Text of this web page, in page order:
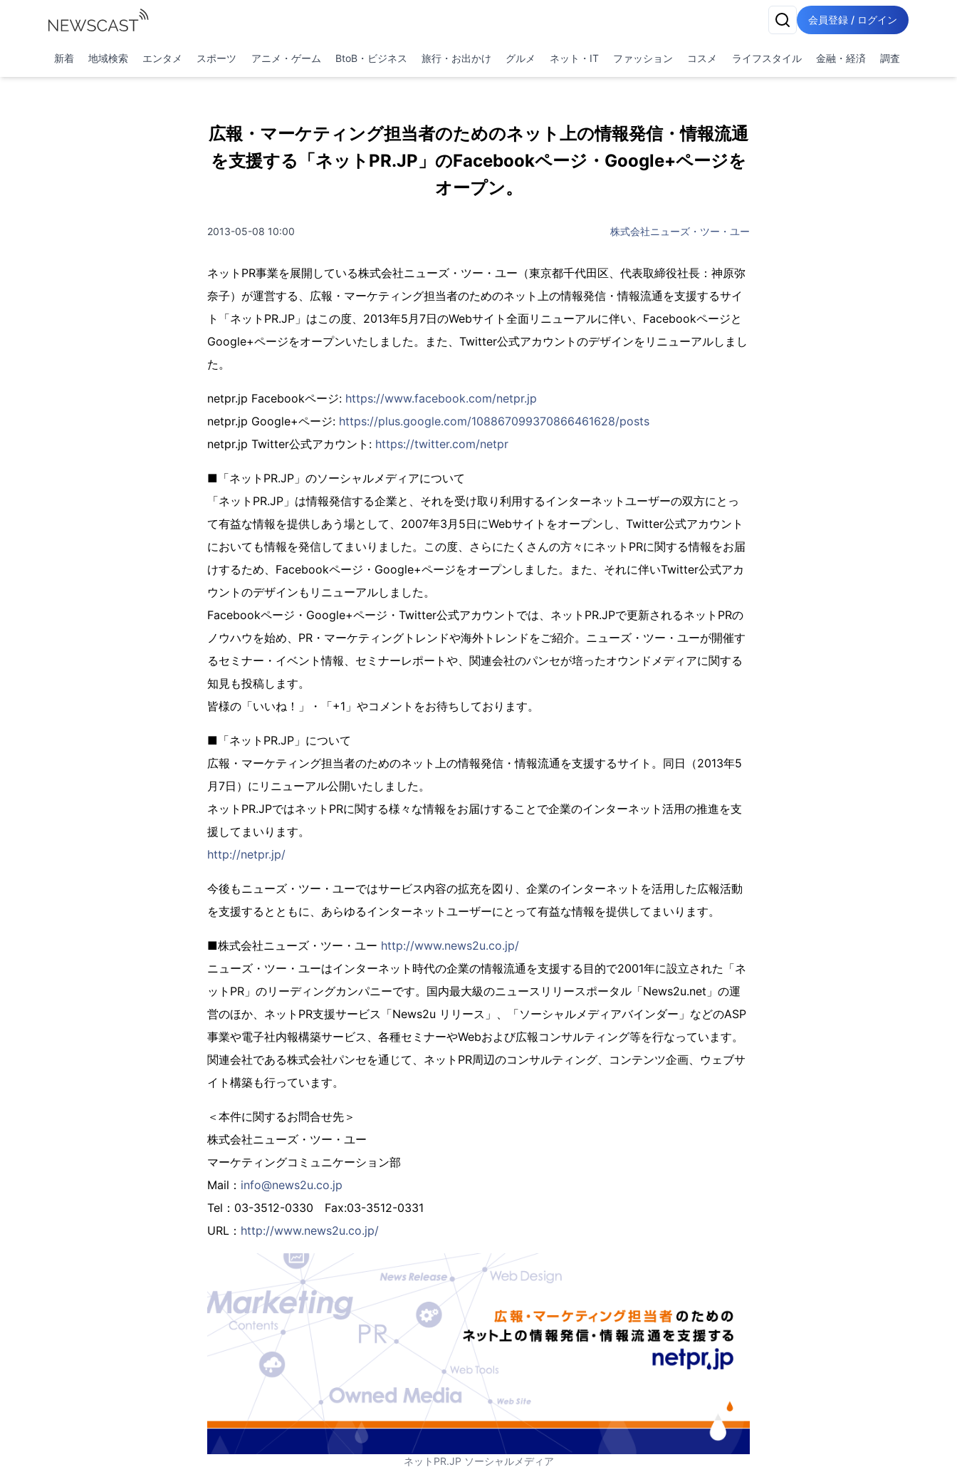
会員登録 / ログイン
新着 地域検索 エンタメ スポーツ アニメ・ゲーム BtoB・ビジネス 旅行・お出かけ グルメ ネット・IT ファッション コスメ ライフスタイル 金融・経済 調査
広報・マーケティング担当者のためのネット上の情報発信・情報流通
を支援する「ネットPR.JP」のFacebookページ・Google+ページを
オープン。
2013-05-08 10:00 株式会社ニューズ・ツー・ユー
ネットPR事業を展開している株式会社ニューズ・ツー・ユー（東京都千代田区、代表取締役社長：神原弥
奈子）が運営する、広報・マーケティング担当者のためのネット上の情報発信・情報流通を支援するサイ
ト「ネットPR.JP」はこの度、2013年5月7日のWebサイト全面リニューアルに伴い、Facebookページと
Google+ページをオープンいたしました。また、Twitter公式アカウントのデザインをリニューアルしまし
た。
netpr.jp Facebookページ: https://www.facebook.com/netpr.jp
netpr.jp Google+ページ: https://plus.google.com/108867099370866461628/posts
netpr.jp Twitter公式アカウント: https://twitter.com/netpr
■「ネットPR.JP」のソーシャルメディアについて
「ネットPR.JP」は情報発信する企業と、それを受け取り利用するインターネットユーザーの双方にとっ
て有益な情報を提供しあう場として、2007年3月5日にWebサイトをオープンし、Twitter公式アカウント
においても情報を発信してまいりました。この度、さらにたくさんの方々にネットPRに関する情報をお届
けするため、Facebookページ・Google+ページをオープンしました。また、それに伴いTwitter公式アカ
ウントのデザインもリニューアルしました。
Facebookページ・Google+ページ・Twitter公式アカウントでは、ネットPR.JPで更新されるネットPRの
ノウハウを始め、PR・マーケティングトレンドや海外トレンドをご紹介。ニューズ・ツー・ユーが開催す
るセミナー・イベント情報、セミナーレポートや、関連会社のパンセが培ったオウンドメディアに関する
知見も投稿します。
皆様の「いいね！」・「+1」やコメントをお待ちしております。
■「ネットPR.JP」について
広報・マーケティング担当者のためのネット上の情報発信・情報流通を支援するサイト。同日（2013年5
月7日）にリニューアル公開いたしました。
ネットPR.JPではネットPRに関する様々な情報をお届けすることで企業のインターネット活用の推進を支
援してまいります。
http://netpr.jp/
今後もニューズ・ツー・ユーではサービス内容の拡充を図り、企業のインターネットを活用した広報活動
を支援するとともに、あらゆるインターネットユーザーにとって有益な情報を提供してまいります。
■株式会社ニューズ・ツー・ユー http://www.news2u.co.jp/
ニューズ・ツー・ユーはインターネット時代の企業の情報流通を支援する目的で2001年に設立された「ネ
ットPR」のリーディングカンパニーです。国内最大級のニュースリリースポータル「News2u.net」の運
営のほか、ネットPR支援サービス「News2u リリース」、「ソーシャルメディアバインダー」などのASP
事業や電子社内報構築サービス、各種セミナーやWebおよび広報コンサルティング等を行なっています。
関連会社である株式会社パンセを通じて、ネットPR周辺のコンサルティング、コンテンツ企画、ウェブサ
イト構築も行っています。
＜本件に関するお問合せ先＞
株式会社ニューズ・ツー・ユー
マーケティングコミュニケーション部
Mail： info@news2u.co.jp
Tel：03-3512-0330 Fax:03-3512-0331
URL： http://www.news2u.co.jp/
ネットPR.JP ソーシャルメディア